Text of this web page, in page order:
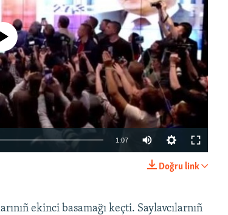
SHARE
currently available
1:07
Doğru link
ekinci basamağı keçti. Saylavcılarnıñ